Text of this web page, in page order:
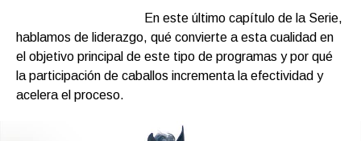
En este último capítulo de la Serie,
hablamos de liderazgo, qué convierte a esta cualidad en
el objetivo principal de este tipo de programas y por qué
la participación de caballos incrementa la efectividad y
acelera el proceso.